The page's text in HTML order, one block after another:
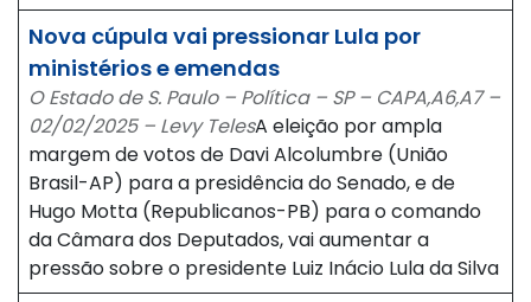
Nova cúpula vai pressionar Lula por
ministérios e emendas
O Estado de S. Paulo – Política – SP – CAPA,A6,A7 –
02/02/2025 – Levy TelesA eleição por ampla
margem de votos de Davi Alcolumbre (União
Brasil-AP) para a presidência do Senado, e de
Hugo Motta (Republicanos-PB) para o comando
da Câmara dos Deputados, vai aumentar a
pressão sobre o presidente Luiz Inácio Lula da Silva